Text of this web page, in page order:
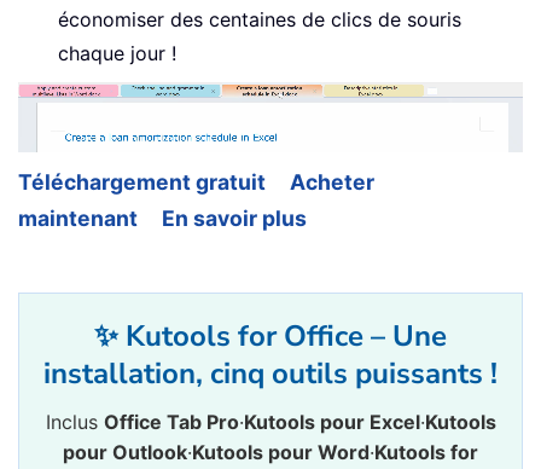
économiser des centaines de clics de souris
chaque jour !
Téléchargement gratuit
Acheter
maintenant
En savoir plus
✨ Kutools for Office – Une
installation, cinq outils puissants !
Inclus Office Tab Pro·Kutools pour Excel·Kutools
pour Outlook·Kutools pour Word·Kutools for